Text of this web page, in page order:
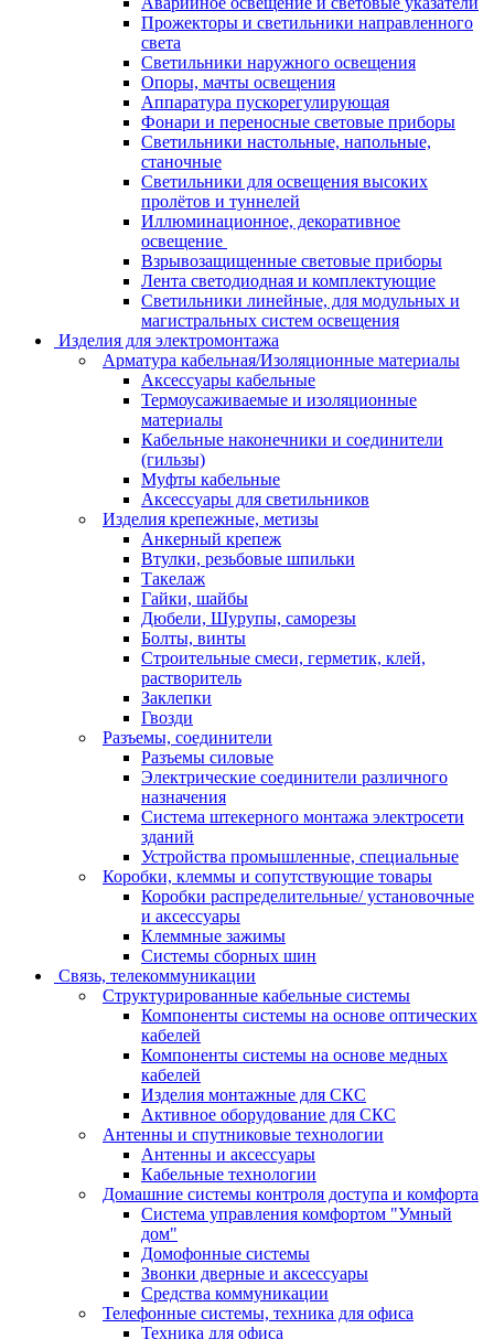
Прожекторы и светильники направленного
света
Светильники наружного освещения
Опоры, мачты освещения
Аппаратура пускорегулирующая
Фонари и переносные световые приборы
Светильники настольные, напольные,
станочные
Светильники для освещения высоких
пролётов и туннелей
Иллюминационное, декоративное
освещение
Взрывозащищенные световые приборы
Лента светодиодная и комплектующие
Светильники линейные, для модульных и
магистральных систем освещения
Изделия для электромонтажа
Арматура кабельная/Изоляционные материалы
Аксессуары кабельные
Термоусаживаемые и изоляционные
материалы
Кабельные наконечники и соединители
(гильзы)
Муфты кабельные
Аксессуары для светильников
Изделия крепежные, метизы
Анкерный крепеж
Втулки, резьбовые шпильки
Такелаж
Гайки, шайбы
Дюбели, Шурупы, саморезы
Болты, винты
Строительные смеси, герметик, клей,
растворитель
Заклепки
Гвозди
Разъемы, соединители
Разъемы силовые
Электрические соединители различного
назначения
Система штекерного монтажа электросети
зданий
Устройства промышленные, специальные
Коробки, клеммы и сопутствующие товары
Коробки распределительные/ установочные
и аксессуары
Клеммные зажимы
Системы сборных шин
Связь, телекоммуникации
Структурированные кабельные системы
Компоненты системы на основе оптических
кабелей
Компоненты системы на основе медных
кабелей
Изделия монтажные для СКС
Активное оборудование для СКС
Антенны и спутниковые технологии
Антенны и аксессуары
Кабельные технологии
Домашние системы контроля доступа и комфорта
Система управления комфортом "Умный
дом"
Домофонные системы
Звонки дверные и аксессуары
Средства коммуникации
Телефонные системы, техника для офиса
Техника для офиса